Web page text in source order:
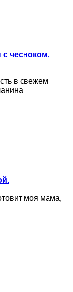
чесноком,
в свежем
моя мама,